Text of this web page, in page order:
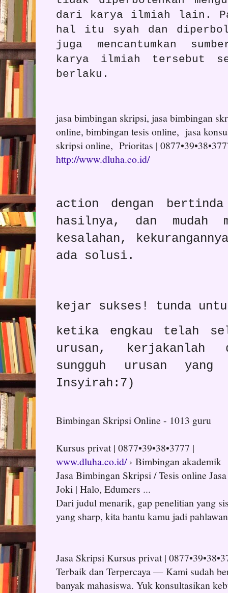
dari karya ilmiah lain.
hal itu syah dan
juga mencantumkan
karya ilmiah tersebut
berlaku.
jasa bimbingan skripsi, jasa bimbingan
online, bimbingan tesis online, jasa
skripsi online, Prioritas |
http://www.dluha.co.id/
action dengan
hasilnya, dan mudah
kesalahan,
ada solusi.
kejar sukses! tunda
ketika engkau telah
urusan, kerjakanlah
sungguh urusan
Insyirah:7)
Bimbingan Skripsi Online - 1013 guru
Kursus privat | 0877•39•38•3777 |
www.dluha.co.id/› Bimbingan akademik
Jasa Bimbingan Skripsi / Tesis online
Joki | Halo, Edumers ...
Dari judul menarik, gap penelitian yang
yang sharp, kita bantu kamu jadi
Jasa Skripsi Kursus privat |
Terbaik dan Terpercaya — Kami sudah
banyak mahasiswa. Yuk konsultasikan